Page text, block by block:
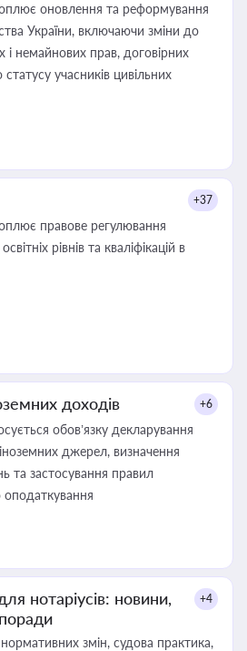
оновлення та реформування
України, включаючи зміни до
і немайнових прав, договірних
учасників цивільних
+37
правове регулювання
рівнів та кваліфікацій в
доходів +6
обов’язку декларування
джерел, визначення
та застосування правил
оподаткування
нотаріусів: новини,
+4
змін, судова практика,